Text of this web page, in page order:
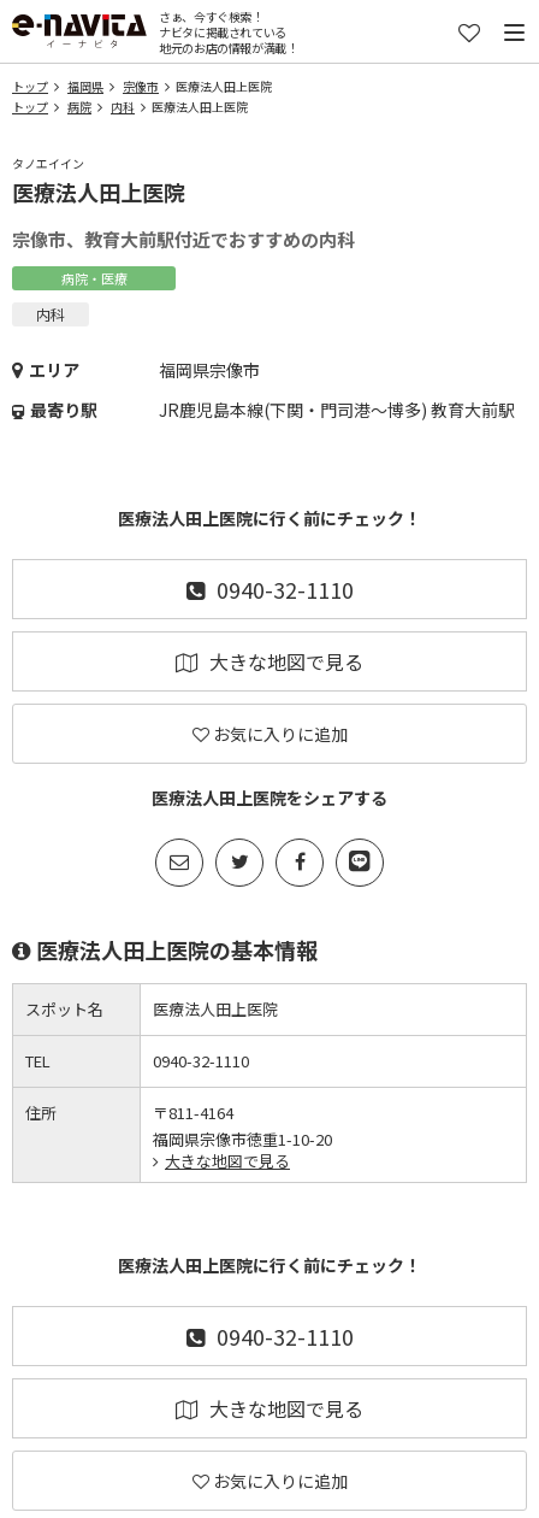
さぁ、今すぐ検索！
ナビタに掲載されている
地元のお店の情報が満載！
トップ 福岡県 宗像市
医療法人田上医院
トップ
病院 内科 医療法人田上医院
タノエイイン
医療法人田上医院
宗像市、教育大前駅付近でおすすめの内科
病院・医療
内科
エリア
福岡県宗像市
最寄り駅
JR鹿児島本線(下関・門司港～博多) 教育大前駅
医療法人田上医院に行く前にチェック！
0940-32-1110
大きな地図で見る
お気に入りに追加
医療法人田上医院をシェアする
医療法人田上医院の基本情報
スポット名 医療法人田上医院
TEL 0940-32-1110
住所
〒811-4164
福岡県宗像市徳重1-10-20
大きな地図で見る
医療法人田上医院に行く前にチェック！
0940-32-1110
大きな地図で見る
お気に入りに追加